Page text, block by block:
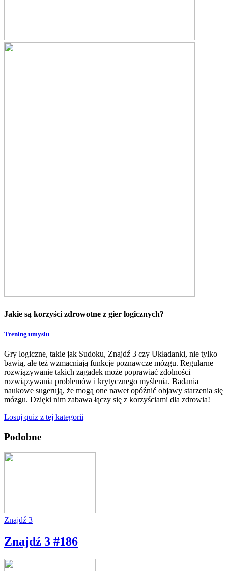
Jakie są korzyści zdrowotne z gier logicznych?
Trening umysłu
Gry logiczne, takie jak Sudoku, Znajdź 3 czy Układanki, nie tylko
bawią, ale też wzmacniają funkcje poznawcze mózgu. Regularne
rozwiązywanie takich zagadek może poprawiać zdolności
rozwiązywania problemów i krytycznego myślenia. Badania
naukowe sugerują, że mogą one nawet opóźnić objawy starzenia się
mózgu. Dzięki nim zabawa łączy się z korzyściami dla zdrowia!
Losuj quiz z tej kategorii
Podobne
Znajdź 3
Znajdź 3 #186